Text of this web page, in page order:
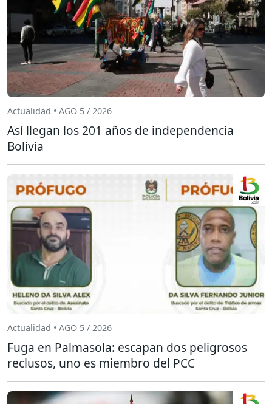
Actualidad • AGO 5 / 2026
Así llegan los 201 años de independencia
Bolivia
Actualidad • AGO 5 / 2026
Fuga en Palmasola: escapan dos peligrosos
reclusos, uno es miembro del PCC